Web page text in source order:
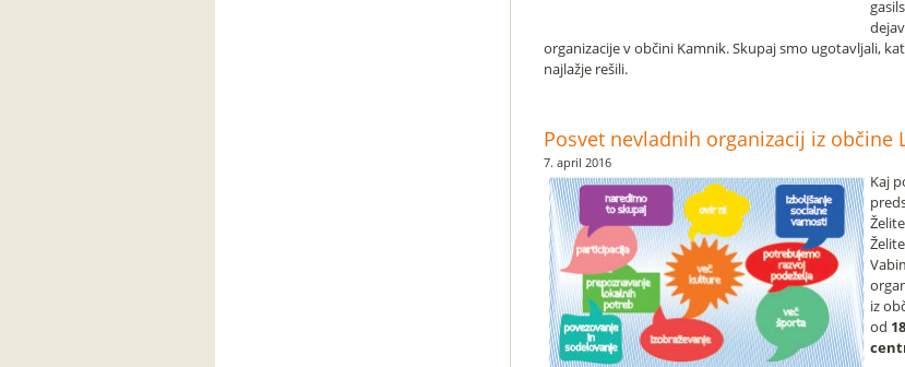
organizacije v občini Kamnik. Skupaj smo ugotavljali,
najlažje rešili.
Posvet nevladnih organizacij iz občine
7. april 2016
Kaj
iz
od